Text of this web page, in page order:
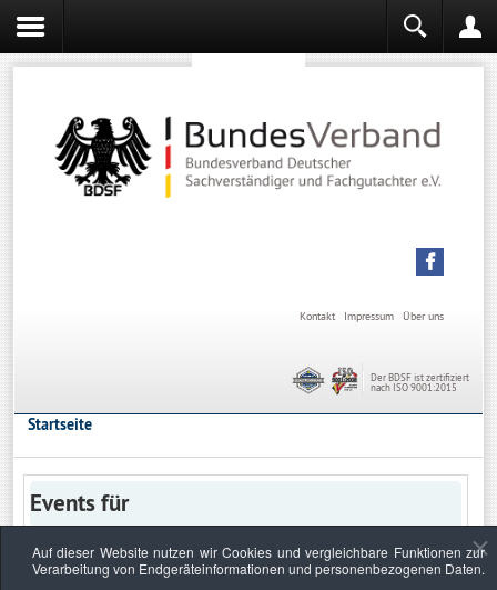
Über uns
Impressum
Kontakt
Der BDSF ist zertifiziert
nach ISO 9001:2015
Startseite
Events für
Auf dieser Website nutzen wir Cookies und vergleichbare Funktionen zur
Verarbeitung von Endgeräteinformationen und personenbezogenen Daten.